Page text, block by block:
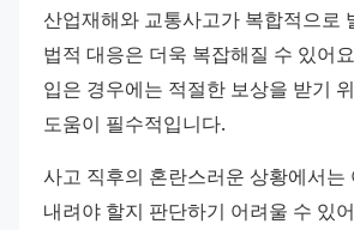
산업재해와 교통사고가 복합적으로
법적 대응은 더욱 복잡해질 수 있어
입은 경우에는 적절한 보상을 받기
도움이 필수적입니다.
사고 직후의 혼란스러운 상황에서는